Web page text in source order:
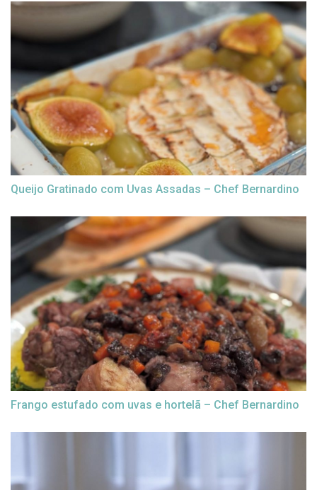
Queijo Gratinado com Uvas Assadas – Chef Bernardino
Frango estufado com uvas e hortelã – Chef Bernardino